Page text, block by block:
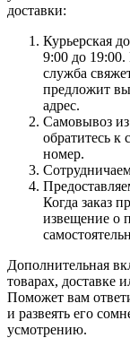
доставки:
Курьерская
9:00 до 19:00.
служба
предложит
адрес.
Самовывоз из
обратитесь к
номер.
Когда заказ
извещение о
Дополнительная
товарах, доставке
Поможет вам
и развеять его
усмотрению.